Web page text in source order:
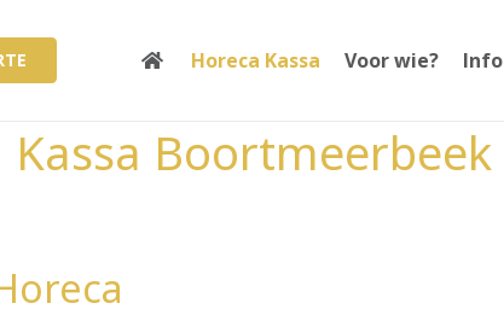
Horeca Kassa Voor wie? Info
Kassa Boortmeerbeek